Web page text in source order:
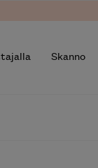
Skanno